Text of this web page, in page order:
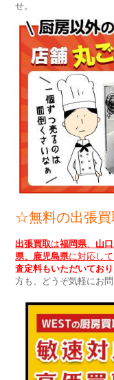
せ。
☆無料の出張買
出張買取は福岡県
山
県、鹿児島県に対応して
査定料もいただいてお
方も、どうぞ気軽にお